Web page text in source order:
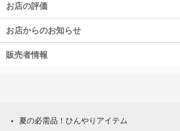
お店の評価
お店からのお知らせ
販売者情報
夏の必需品！ひんやりアイテム